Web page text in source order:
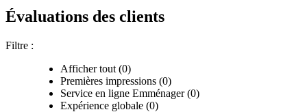
Évaluations des clients
Filtre :
Afficher tout (0)
Premières impressions (0)
Service en ligne Emménager (0)
Expérience globale (0)